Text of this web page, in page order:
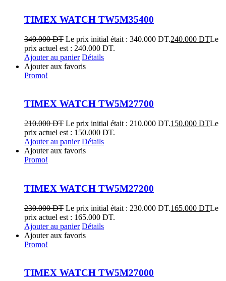
TIMEX WATCH TW5M35400
340.000DT Le prix initial était : 340.000 DT.240.000 DTLe
prix actuel est : 240.000 DT.
Ajouter au panier Détails
Ajouter aux favoris
Promo!
TIMEX WATCH TW5M27700
210.000DT Le prix initial était : 210.000 DT.150.000 DTLe
prix actuel est : 150.000 DT.
Ajouter au panier Détails
Ajouter aux favoris
Promo!
TIMEX WATCH TW5M27200
230.000DT Le prix initial était : 230.000 DT.165.000 DTLe
prix actuel est : 165.000 DT.
Ajouter au panier Détails
Ajouter aux favoris
Promo!
TIMEX WATCH TW5M27000